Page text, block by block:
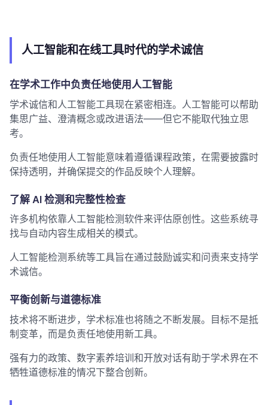
人工智能和在线工具时代的学术诚信
在学术工作中负责任地使用人工智能
学术诚信和人工智能工具现在紧密相连。人工智能可以帮助
集思广益、澄清概念或改进语法——但它不能取代独立思
考。
负责任地使用人工智能意味着遵循课程政策，在需要披露时
保持透明，并确保提交的作品反映个人理解。
了解 AI 检测和完整性检查
许多机构依靠人工智能检测软件来评估原创性。这些系统寻
找与自动内容生成相关的模式。
人工智能检测系统等工具旨在通过鼓励诚实和问责来支持学
术诚信。
平衡创新与道德标准
技术将不断进步，学术标准也将随之不断发展。目标不是抵
制变革，而是负责任地使用新工具。
强有力的政策、数字素养培训和开放对话有助于学术界在不
牺牲道德标准的情况下整合创新。